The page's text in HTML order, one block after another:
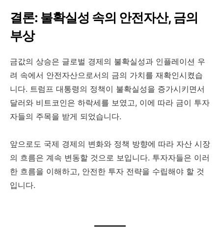
결론: 불확실성 속의 안전자산, 금의
부상
금값의 상승은 글로벌 경제의 불확실성과 인플레이션 우
려 속에서 안전자산으로서의 금의 가치를 재확인시켰습
니다. 트럼프 대통령의 정책이 불확실성을 증가시키면서
달러와 비트코인은 하락세를 보였고, 이에 따라 금이 투자
자들의 주목을 받게 되었습니다.
앞으로도 국제 경제의 변화와 정책 방향에 따라 자산 시장
의 흐름은 계속 변동할 것으로 보입니다. 투자자들은 이러
한 흐름을 이해하고, 안전한 투자 전략을 수립해야 할 것
입니다.